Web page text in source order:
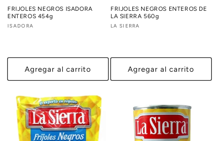
FRIJOLES NEGROS ISADORA
ENTEROS 454g
Proveedor:
ISADORA
Agregar al carrito
FRIJOLES NEGROS ENTEROS DE
LA SIERRA 560g
Proveedor:
LA SIERRA
Agregar al carrito